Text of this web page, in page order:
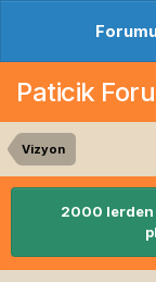
Paticik
Vizyon
2000 lerden